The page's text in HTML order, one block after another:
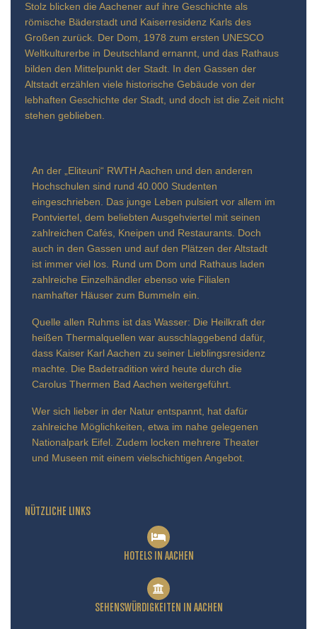
Stolz blicken die Aachener auf ihre Geschichte als
römische Bäderstadt und Kaiserresidenz Karls des
Großen zurück. Der Dom, 1978 zum ersten UNESCO
Weltkulturerbe in Deutschland ernannt, und das Rathaus
bilden den Mittelpunkt der Stadt. In den Gassen der
Altstadt erzählen viele historische Gebäude von der
lebhaften Geschichte der Stadt, und doch ist die Zeit nicht
stehen geblieben.
An der „Eliteuni“ RWTH Aachen und den anderen
Hochschulen sind rund 40.000 Studenten
eingeschrieben. Das junge Leben pulsiert vor allem im
Pontviertel, dem beliebten Ausgehviertel mit seinen
zahlreichen Cafés, Kneipen und Restaurants. Doch
auch in den Gassen und auf den Plätzen der Altstadt
ist immer viel los. Rund um Dom und Rathaus laden
zahlreiche Einzelhändler ebenso wie Filialen
namhafter Häuser zum Bummeln ein.
Quelle allen Ruhms ist das Wasser: Die Heilkraft der
heißen Thermalquellen war ausschlaggebend dafür,
dass Kaiser Karl Aachen zu seiner Lieblingsresidenz
machte. Die Badetradition wird heute durch die
Carolus Thermen Bad Aachen weitergeführt.
Wer sich lieber in der Natur entspannt, hat dafür
zahlreiche Möglichkeiten, etwa im nahe gelegenen
Nationalpark Eifel. Zudem locken mehrere Theater
und Museen mit einem vielschichtigen Angebot.
NÜTZLICHE LINKS
HOTELS IN AACHEN
SEHENSWÜRDIGKEITEN IN AACHEN